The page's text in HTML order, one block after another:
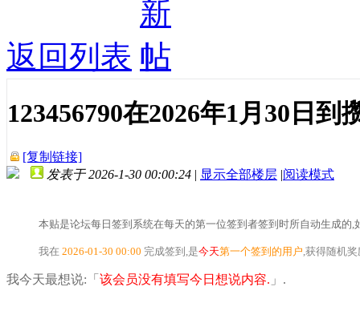
返回列表
123456790在2026年1月30日
[复制链接]
发表于 2026-1-30 00:00:24 | 显示全部楼层 |阅读模式
本贴是论坛每日签到系统在每天的第一位签到者签到时所自动生成的,
我在 2026-01-30 00:00 完成签到,是今天第一个签到的用户 ,获得随机
我今天最想说:「 该会员没有填写今日想说内容. 」.